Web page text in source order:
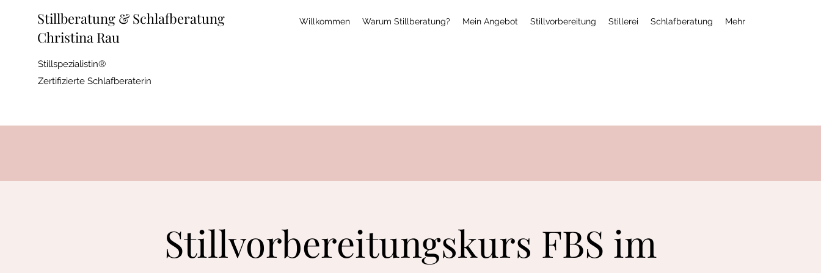
Stillberatung & Schlafberatung
Christina Rau
Stillspezialistin®
Zertifizierte Schlafberaterin
Willkommen Warum Stillberatung? Mein Angebot Stillvorbereitung Stillerei Schlafberatung Mehr
Stillvorbereitungskurs FBS im